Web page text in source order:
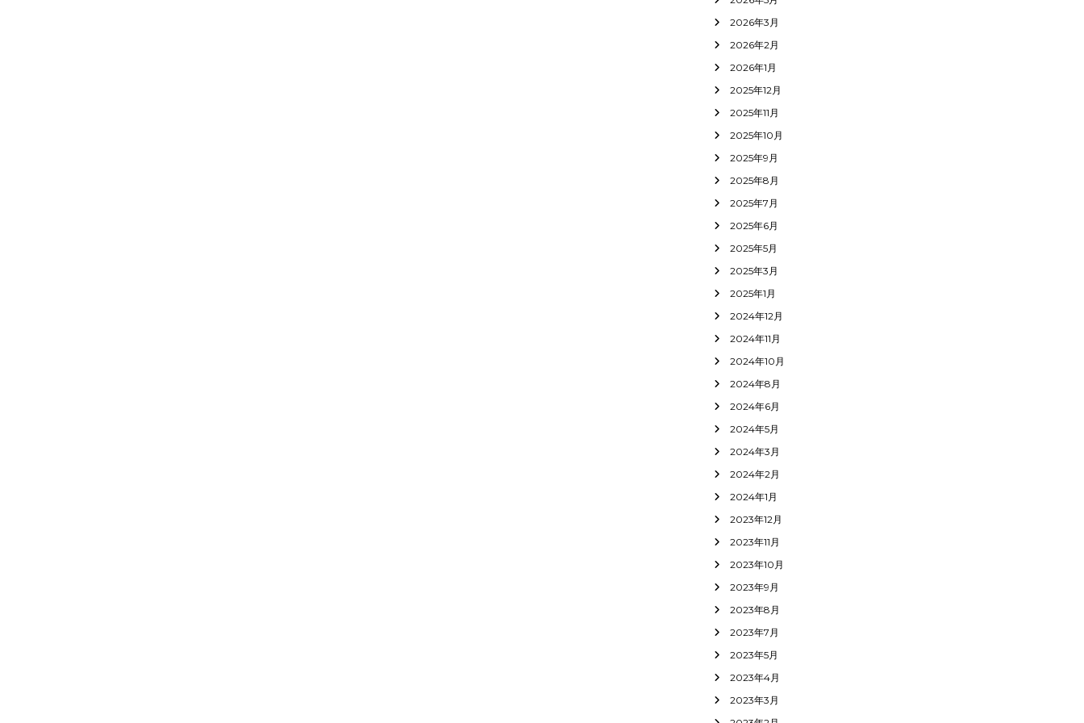
2026年3月
2026年2月
2026年1月
2025年12月
2025年11月
2025年10月
2025年9月
2025年8月
2025年7月
2025年6月
2025年5月
2025年3月
2025年1月
2024年12月
2024年11月
2024年10月
2024年8月
2024年6月
2024年5月
2024年3月
2024年2月
2024年1月
2023年12月
2023年11月
2023年10月
2023年9月
2023年8月
2023年7月
2023年5月
2023年4月
2023年3月